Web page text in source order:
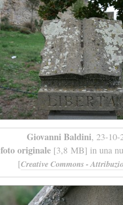
Giovanni Baldini, 23-10-
foto originale[3,8 MB] in una
[Creative Commons -